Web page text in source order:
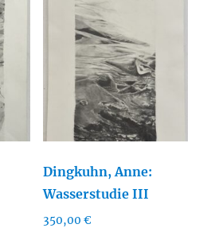
Dingkuhn, Anne:
Wasserstudie III
350,00 €